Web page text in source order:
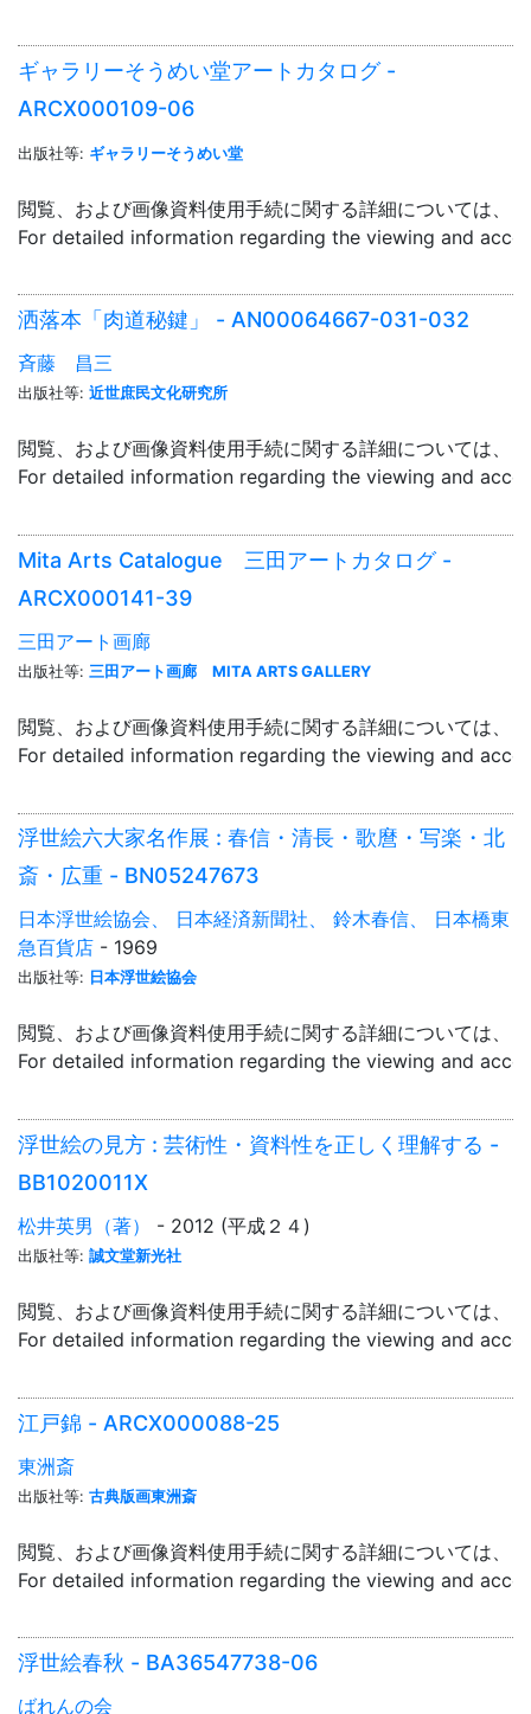
ギャラリーそうめい堂アートカタログ -
ARCX000109-06
出版社等: ギャラリーそうめい堂
閲覧、および画像資料使用手続に関する詳細については、「
For detailed information regarding the viewing and
洒落本「肉道秘鍵」 - AN00064667-031-032
斉藤 昌三
出版社等: 近世庶民文化研究所
閲覧、および画像資料使用手続に関する詳細については、「
For detailed information regarding the viewing and
Mita Arts Catalogue 三田アートカタログ -
ARCX000141-39
三田アート画廊
出版社等: 三田アート画廊 MITA ARTS GALLERY
閲覧、および画像資料使用手続に関する詳細については、「
For detailed information regarding the viewing and
浮世絵六大家名作展 : 春信・清長・歌麿・写楽・北
斎・広重 - BN05247673
日本浮世絵協会、 日本経済新聞社、 鈴木春信、 日本橋東
急百貨店 - 1969
出版社等: 日本浮世絵協会
閲覧、および画像資料使用手続に関する詳細については、「
For detailed information regarding the viewing and
浮世絵の見方 : 芸術性・資料性を正しく理解する -
BB1020011X
松井英男（著） - 2012 (平成２４)
出版社等: 誠文堂新光社
閲覧、および画像資料使用手続に関する詳細については、「
For detailed information regarding the viewing and
江戸錦 - ARCX000088-25
東洲斎
出版社等: 古典版画東洲斎
閲覧、および画像資料使用手続に関する詳細については、「
For detailed information regarding the viewing and
浮世絵春秋 - BA36547738-06
ばれんの会